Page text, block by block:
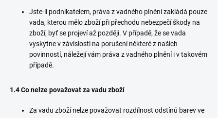
Jste-li podnikatelem, práva z vadného plnění zakládá pouze
vada, kterou mělo zboží při přechodu nebezpečí škody na
zboží, byť se projeví až později. V případě, že se vada
vyskytne v závislosti na porušení některé z našich
povinností, náležejí vám práva z vadného plnění i v takovém
případě.
1.4 Co nelze považovat za vadu zboží
Za vadu zboží nelze považovat rozdílnost odstínů barev ve